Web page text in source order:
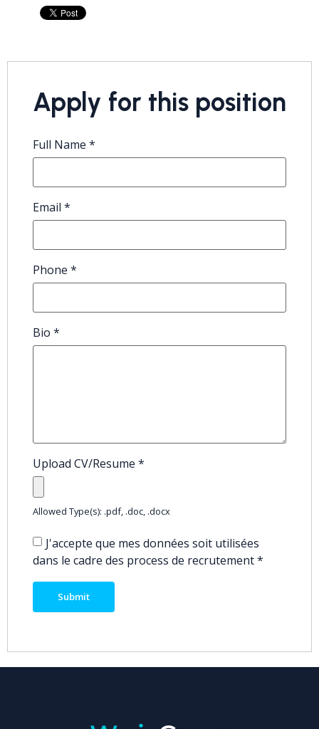
Apply for this position
Full Name *
Email *
Phone *
Bio *
Upload CV/Resume *
Allowed Type(s): .pdf, .doc, .docx
J'accepte que mes données soit utilisées
dans le cadre des process de recrutement*